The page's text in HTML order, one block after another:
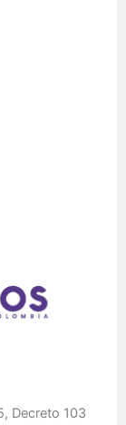
Decreto 103